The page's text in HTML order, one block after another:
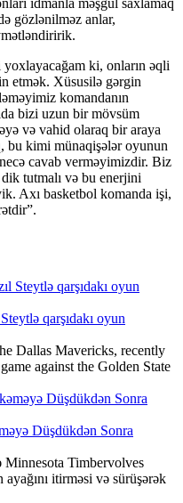
gözlənilməz anlar,
ki, onların əqli
etmək. Xüsusilə gərgin
komandanın
bizi uzun bir mövsüm
və vahid olaraq bir araya
bu kimi münaqişələr oyunun
cavab verməyimizdir. Biz
dik tutmalı və bu enerjini
Axı basketbol komanda işi,
qarşıdakı oyun
Dallas Mavericks, recently
against the Golden State
Düşdükdən Sonra
Minnesota Timbervolves
itirməsi və sürüşərək